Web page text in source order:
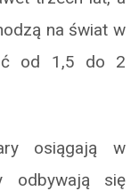
na świat w
od 1,5 do 2
osiągają w
się